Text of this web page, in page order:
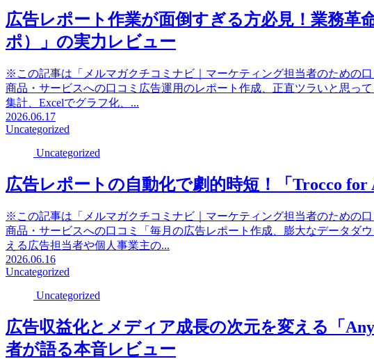
広告レポート作業が面倒すぎる方必見！業務革
ポ）」の実力レビュー
※この記事は「メルマガクチコミナビ｜マーケティング担当者のための
商品・サービスへの口コミ広告運用のレポート作成、正直ツラいと思っ
集計、Excelでグラフ化、...
2026.06.17
Uncategorized
Uncategorized
広告レポートの自動化で劇的時短！「Trocco for
※この記事は「メルマガクチコミナビ｜マーケティング担当者のための
商品・サービスへの口コミ「毎月の広告レポート作成、膨大なデータダ
える広告担当者や個人事業主の...
2026.06.16
Uncategorized
Uncategorized
広告収益化とメディア成長の次元を変える「
者が語る本音レビュー